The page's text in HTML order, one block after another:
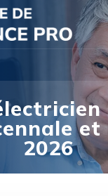
2026